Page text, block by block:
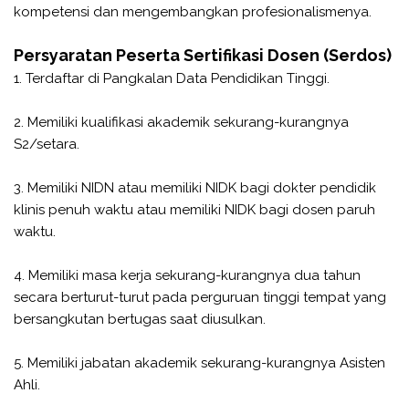
kompetensi dan mengembangkan profesionalismenya.
Persyaratan Peserta Sertifikasi Dosen (Serdos)
1. Terdaftar di Pangkalan Data Pendidikan Tinggi.
2. Memiliki kualifikasi akademik sekurang-kurangnya
S2/setara.
3. Memiliki NIDN atau memiliki NIDK bagi dokter pendidik
klinis penuh waktu atau memiliki NIDK bagi dosen paruh
waktu.
4. Memiliki masa kerja sekurang-kurangnya dua tahun
secara berturut-turut pada perguruan tinggi tempat yang
bersangkutan bertugas saat diusulkan.
5. Memiliki jabatan akademik sekurang-kurangnya Asisten
Ahli.